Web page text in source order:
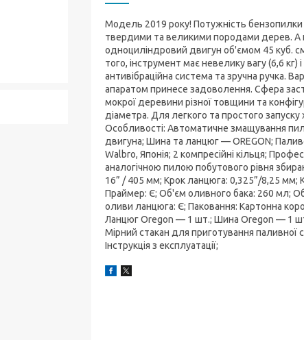
Модель 2019 року! Потужність бензопилки
твердими та великими породами дерев. А
одноциліндровий двигун об'ємом 45 куб.
того, інструмент має невелику вагу (6,6
антивібраційна система та зручна ручка.
апаратом принесе задоволення. Сфера
мокрої деревини різної товщини та
діаметра. Для легкого та простого
Особливості: Автоматичне змащування
двигуна; Шина та ланцюг — OREGON;
Walbro, Японія; 2 компресійні кільця;
аналогічною пилою побутового рівня
16” / 405 мм; Крок ланцюга: 0,325”/8,25 мм;
Праймер: Є; Об'єм оливного бака: 260 мл;
оливи ланцюга: Є; Паковання: Картонна
Ланцюг Oregon — 1 шт.; Шина Oregon — 1
Мірний стакан для приготування паливної
Інструкція з експлуатації;